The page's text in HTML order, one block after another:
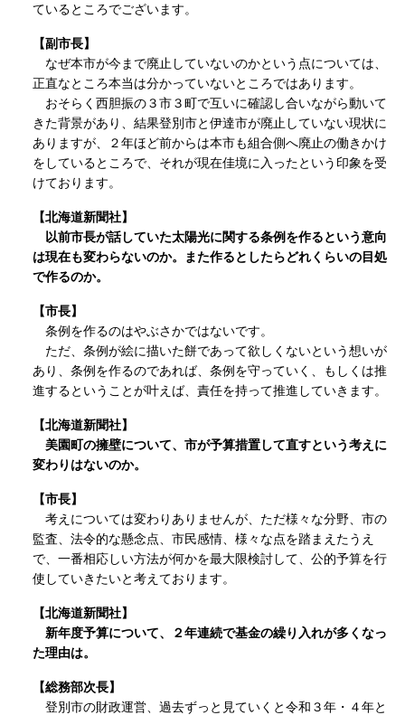
ているところでございます。
【副市長】
なぜ本市が今まで廃止していないのかという点については、
正直なところ本当は分かっていないところではあります。
おそらく西胆振の３市３町で互いに確認し合いながら動いて
きた背景があり、結果登別市と伊達市が廃止していない現状に
ありますが、２年ほど前からは本市も組合側へ廃止の働きかけ
をしているところで、それが現在佳境に入ったという印象を受
けております。
【北海道新聞社】
以前市長が話していた太陽光に関する条例を作るという意向
は現在も変わらないのか。また作るとしたらどれくらいの目処
で作るのか。
【市長】
条例を作るのはやぶさかではないです。
ただ、条例が絵に描いた餅であって欲しくないという想いが
あり、条例を作るのであれば、条例を守っていく、もしくは推
進するということが叶えば、責任を持って推進していきます。
【北海道新聞社】
美園町の擁壁について、市が予算措置して直すという考えに
変わりはないのか。
【市長】
考えについては変わりありませんが、ただ様々な分野、市の
監査、法令的な懸念点、市民感情、様々な点を踏まえたうえ
で、一番相応しい方法が何かを最大限検討して、公的予算を行
使していきたいと考えております。
【北海道新聞社】
新年度予算について、２年連続で基金の繰り入れが多くなっ
た理由は。
【総務部次長】
登別市の財政運営、過去ずっと見ていくと令和３年・４年と